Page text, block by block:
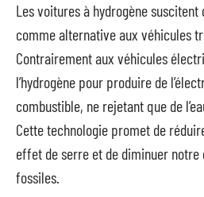
Les voitures à hydrogène suscitent
comme alternative aux véhicules
Contrairement aux véhicules
l’hydrogène pour produire de
combustible, ne rejetant que de
Cette technologie promet de
effet de serre et de diminuer notre
fossiles.